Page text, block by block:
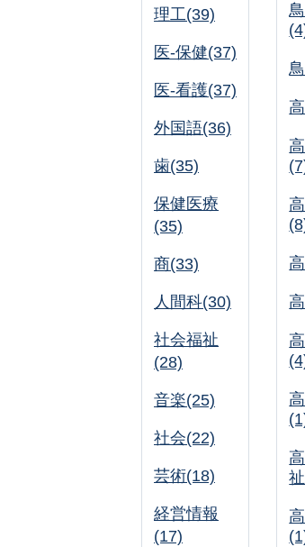
理工(39)
医-保健(37)
医-看護(37)
外国語(36)
歯(35)
保健医療
(35)
商(33)
人間科(30)
社会福祉
(28)
音楽(25)
社会(22)
芸術(18)
経営情報
(17)